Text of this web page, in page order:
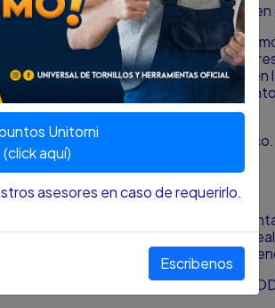
Juego extractor de abolladuras
A menudo la parte de más
de paneles y tapicería de
Simplemente taladre un hueco en
tornille autoroscante. Unos
sacarán la abolladura.
Presentación en estuche plástico.
Peso 1550 g
El color y el tamaño
aproximación al color y tamaño
pantalla desde donde se está
¿HAY DISPONIBILIDAD DEL
Unitorni
(click aquí)
asesores en caso de requerirlo.
Escribenos